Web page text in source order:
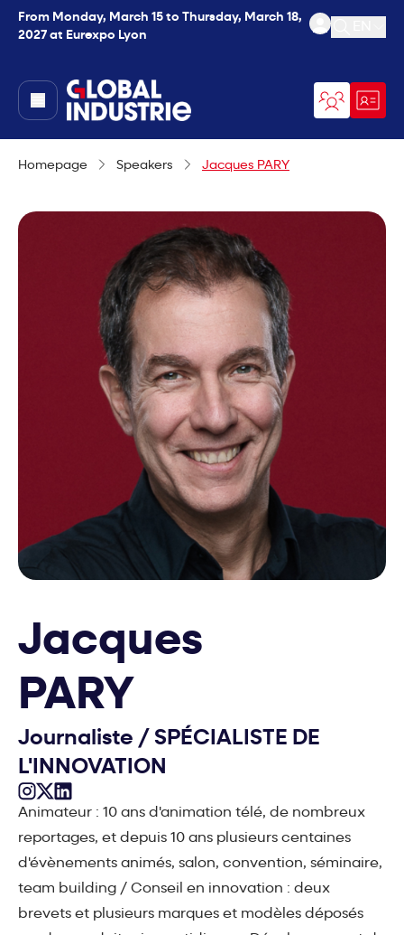
From Monday, March 15 to Thursday, March 18,
2027 at Eurexpo Lyon
Open
page.home
Homepage Speakers Jacques PARY
Jacques
PARY
Journaliste / SPÉCIALISTE DE
L'INNOVATION
Animateur : 10 ans d'animation télé, de nombreux
reportages, et depuis 10 ans plusieurs centaines
d'évènements animés, salon, convention, séminaire,
team building / Conseil en innovation : deux
brevets et plusieurs marques et modèles déposés